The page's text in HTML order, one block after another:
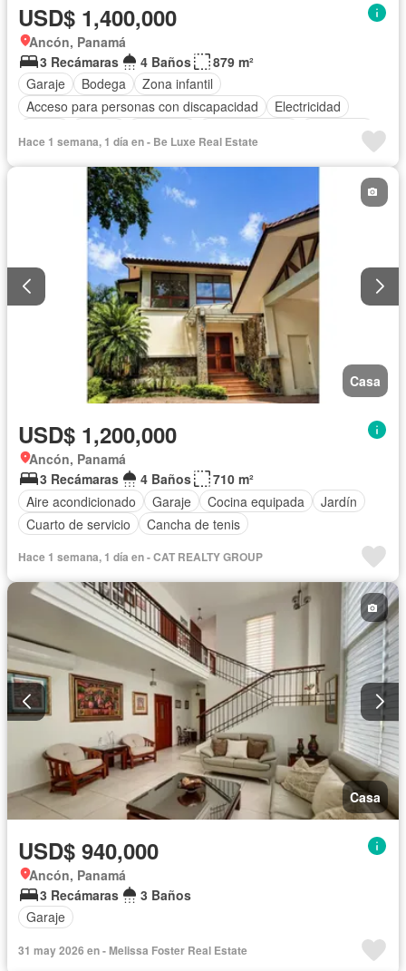
USD$ 1,400,000
Ancón, Panamá
3 Recámaras
4 Baños
879 m²
Garaje
Bodega
Zona infantil
Acceso para personas con discapacidad
Electricidad
Seguridad
Cuarto de servicio
Piscina Cancha de tenis
Hace 1 semana, 1 día en - Be Luxe Real Estate
Casa
USD$ 1,200,000
Ancón, Panamá
3 Recámaras
4 Baños
710 m²
Aire acondicionado
Garaje Cocina equipada
Jardín
Cuarto de servicio
Cancha de tenis
Hace 1 semana, 1 día en - CAT REALTY GROUP
Casa
USD$ 940,000
Ancón, Panamá
3 Recámaras
3 Baños
Garaje
31 may 2026 en - Melissa Foster Real Estate